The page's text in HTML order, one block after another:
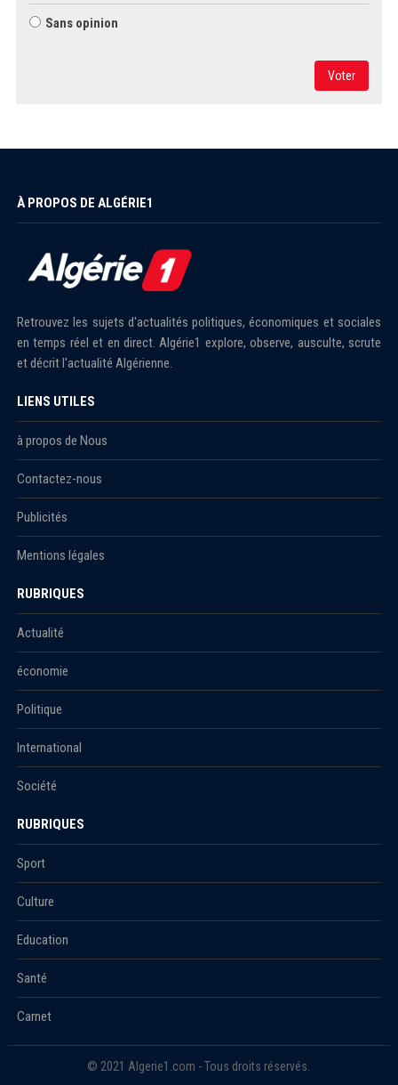
Sans opinion
Voter
À PROPOS DE ALGÉRIE1
Retrouvez les sujets d'actualités politiques, économiques et sociales
en temps réel et en direct. Algérie1 explore, observe, ausculte, scrute
et décrit l'actualité Algérienne.
LIENS UTILES
à propos de Nous
Contactez-nous
Publicités
Mentions légales
RUBRIQUES
Actualité
économie
Politique
International
Société
RUBRIQUES
Sport
Culture
Education
Santé
Carnet
© 2021 Algerie1.com - Tous droits réservés.